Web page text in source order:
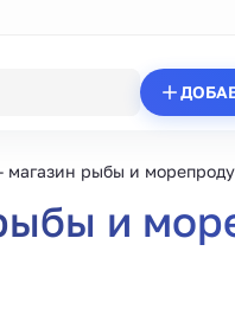
рыбы и
и